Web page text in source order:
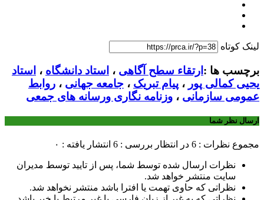
لینک کوتاه
برچسب ها : ارتقاء سطح آگاهی ، استاد دانشگاه ، استاد
یحیی کمالی پور ، پیام تبریک ، جامعه جهانی ، روابط
عمومی سازمانی ، وزنامه نگاری ورسانه های جمعی
ارسال نظر شما
مجموع نظرات : 6 در انتظار بررسی : 6 انتشار یافته : ۰
نظرات ارسال شده توسط شما، پس از تایید توسط مدیران
سایت منتشر خواهد شد.
نظراتی که حاوی تهمت یا افترا باشد منتشر نخواهد شد.